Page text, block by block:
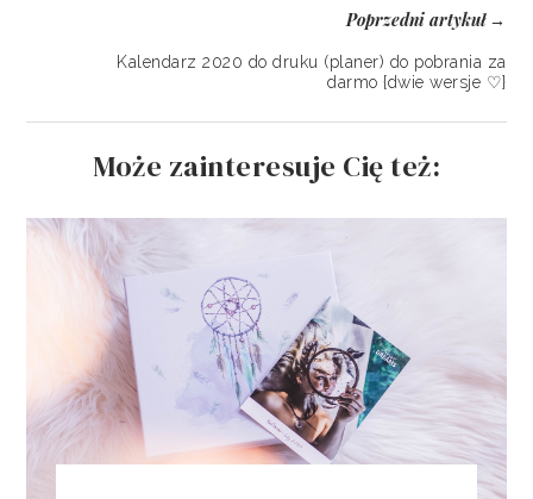
Poprzedni artykuł→
Kalendarz 2020 do druku (planer) do pobrania za
darmo {dwie wersje ♡}
Może zainteresuje Cię też: